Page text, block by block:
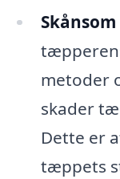
metoder
skader
Dette er
tæppets